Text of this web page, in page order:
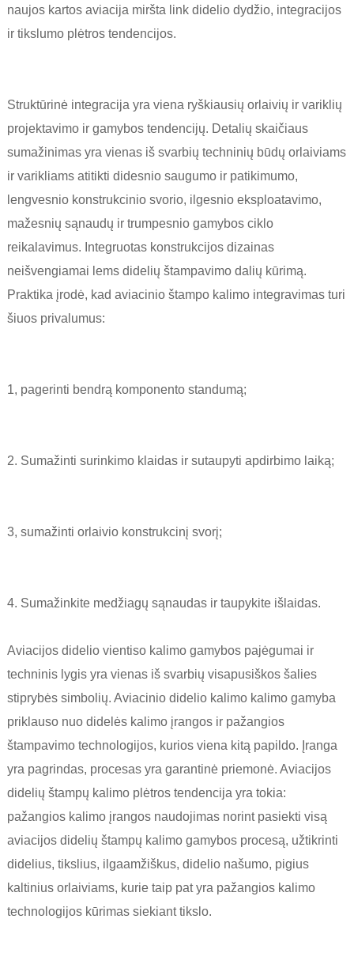
naujos kartos aviacija miršta link didelio dydžio, integracijos
ir tikslumo plėtros tendencijos.
Struktūrinė integracija yra viena ryškiausių orlaivių ir variklių
projektavimo ir gamybos tendencijų. Detalių skaičiaus
sumažinimas yra vienas iš svarbių techninių būdų orlaiviams
ir varikliams atitikti didesnio saugumo ir patikimumo,
lengvesnio konstrukcinio svorio, ilgesnio eksploatavimo,
mažesnių sąnaudų ir trumpesnio gamybos ciklo
reikalavimus. Integruotas konstrukcijos dizainas
neišvengiamai lems didelių štampavimo dalių kūrimą.
Praktika įrodė, kad aviacinio štampo kalimo integravimas turi
šiuos privalumus:
1, pagerinti bendrą komponento standumą;
2. Sumažinti surinkimo klaidas ir sutaupyti apdirbimo laiką;
3, sumažinti orlaivio konstrukcinį svorį;
4. Sumažinkite medžiagų sąnaudas ir taupykite išlaidas.
Aviacijos didelio vientiso kalimo gamybos pajėgumai ir
techninis lygis yra vienas iš svarbių visapusiškos šalies
stiprybės simbolių. Aviacinio didelio kalimo kalimo gamyba
priklauso nuo didelės kalimo įrangos ir pažangios
štampavimo technologijos, kurios viena kitą papildo. Įranga
yra pagrindas, procesas yra garantinė priemonė. Aviacijos
didelių štampų kalimo plėtros tendencija yra tokia:
pažangios kalimo įrangos naudojimas norint pasiekti visą
aviacijos didelių štampų kalimo gamybos procesą, užtikrinti
didelius, tikslius, ilgaamžiškus, didelio našumo, pigius
kaltinius orlaiviams, kurie taip pat yra pažangios kalimo
technologijos kūrimas siekiant tikslo.